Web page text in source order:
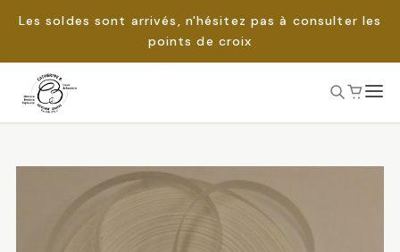
Les soldes sont arrivés, n'hésitez pas à consulter les
points de croix
Passer